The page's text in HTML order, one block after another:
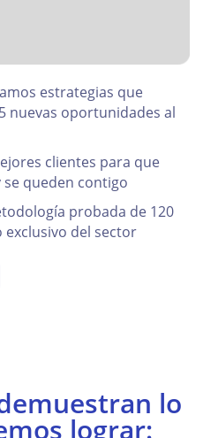
estrategias que
nuevas oportunidades al
clientes para que
queden contigo
probada de 120
del sector
lo
lograr: